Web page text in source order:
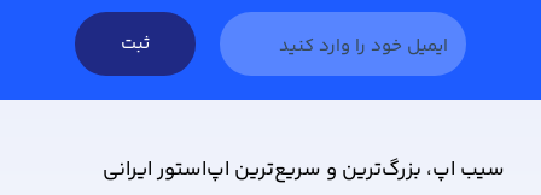
ثبت
سیب ‌اپ، بزرگ‌ترین و سریع‌ترین اپ‌استور ایرانی